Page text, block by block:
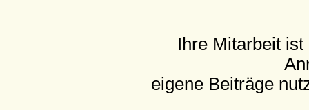
Ihre Mitarbeit
eigene Beiträge